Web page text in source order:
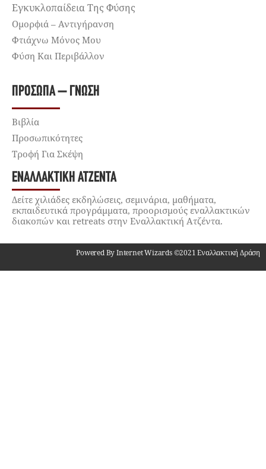
Εγκυκλοπαίδεια Της Φύσης
Ομορφιά – Αντιγήρανση
Φτιάχνω Μόνος Μου
Φύση Και Περιβάλλον
ΠΡΌΣΩΠΑ – ΓΝΏΣΗ
Βιβλία
Προσωπικότητες
Τροφή Για Σκέψη
ΕΝΑΛΛΑΚΤΙΚΉ ΑΤΖΈΝΤΑ
Δείτε χιλιάδες εκδηλώσεις, σεμινάρια, μαθήματα,
εκπαιδευτικά προγράμματα, προορισμούς εναλλακτικών
διακοπών και retreats στην Εναλλακτική Ατζέντα.
Powered By Internet Wizards ©2021 Εναλλακτική Δράση